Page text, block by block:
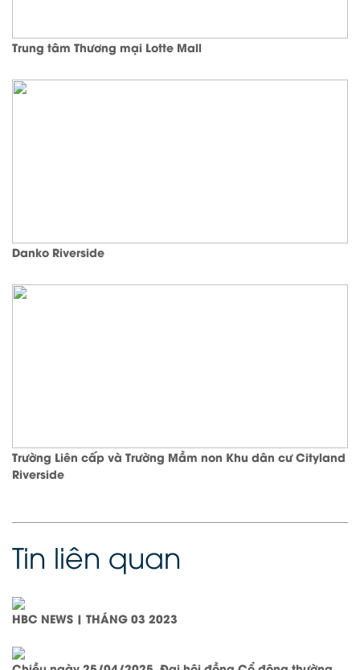
Trung tâm Thương mại Lotte Mall
Danko Riverside
Trường Liên cấp và Trường Mầm non Khu dân cư Cityland
Riverside
Tin liên quan
HBC NEWS | THÁNG 03 2023